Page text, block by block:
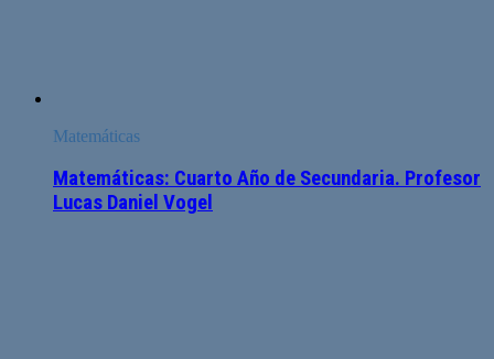
Matemáticas
Matemáticas: Cuarto Año de Secundaria. Profesor
Lucas Daniel Vogel